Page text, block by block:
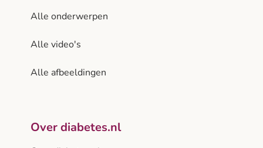
Alle onderwerpen
Alle video's
Alle afbeeldingen
Over diabetes.nl